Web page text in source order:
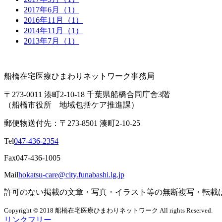
2017年6月（1）
2016年11月（1）
2014年11月（1）
2013年7月（1）
船橋在宅医療ひまわりネットワーク事務局
〒273-0011 湊町2-10-18 千葉県船橋合同庁舎3階
（船橋市役所 地域包括ケア推進課）
郵便物送付先：〒273-8501 湊町2-10-25
Tel047-436-2354
Fax047-436-1005
Mailhokatsu-care@city.funabashi.lg.jp
許可のない掲載の文章・写真・イラスト等の無断複写・転載
Copyright © 2018 船橋在宅医療ひまわりネットワーク All rights Reserved.
リンクフリー